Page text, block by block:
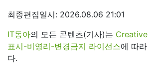
최종편집일시: 2026.08.06 21:01
IT동아의 모든 콘텐츠(기사)는
표시-비영리-변경금지 라이선스에 따
다.